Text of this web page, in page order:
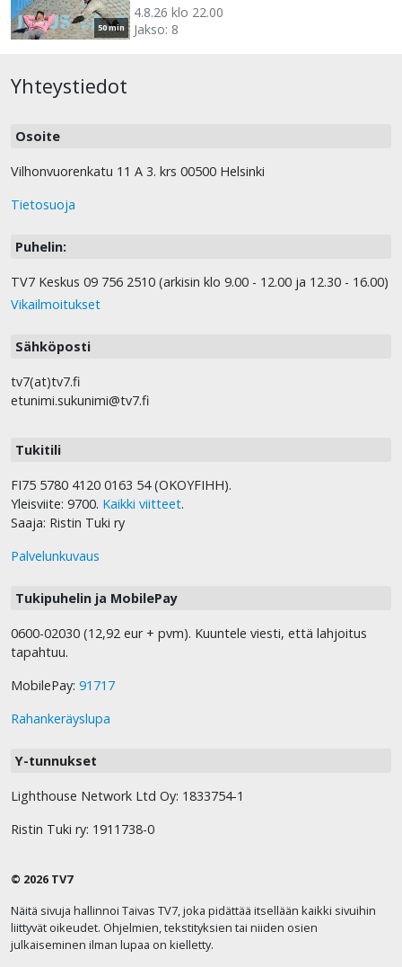
50 min
4.8.26 klo 22.00
Jakso: 8
Yhteystiedot
Osoite
Vilhonvuorenkatu 11 A 3. krs 00500 Helsinki
Tietosuoja
Puhelin:
TV7 Keskus 09 756 2510 (arkisin klo 9.00 - 12.00 ja 12.30 - 16.00)
Vikailmoitukset
Sähköposti
tv7(at)tv7.fi
etunimi.sukunimi@tv7.fi
Tukitili
FI75 5780 4120 0163 54 (OKOYFIHH).
Yleisviite: 9700. Kaikki viitteet.
Saaja: Ristin Tuki ry
Palvelunkuvaus
Tukipuhelin ja MobilePay
0600-02030 (12,92 eur + pvm). Kuuntele viesti, että lahjoitus
tapahtuu.
MobilePay: 91717
Rahankeräyslupa
Y-tunnukset
Lighthouse Network Ltd Oy: 1833754-1
Ristin Tuki ry: 1911738-0
© 2026 TV7
Näitä sivuja hallinnoi Taivas TV7, joka pidättää itsellään kaikki sivuihin
liittyvät oikeudet. Ohjelmien, tekstityksien tai niiden osien
julkaiseminen ilman lupaa on kielletty.